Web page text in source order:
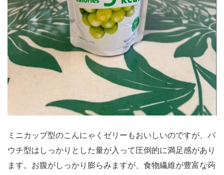
ミニカップ型のこんにゃくゼリーもおいしいのですが、パ
ウチ型はしっかりとした量が入って圧倒的に満足感があり
ます。お腹がしっかり膨らみますが、食物繊維が豊富な蒟